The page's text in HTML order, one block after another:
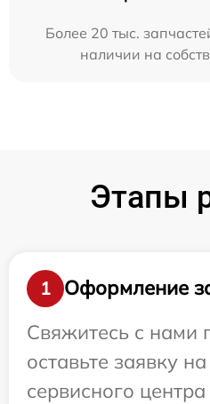
Более 20 тыс.
наличии на
Этапы
1
Оформление
Свяжитесь с нами
оставьте заявку
сервисного